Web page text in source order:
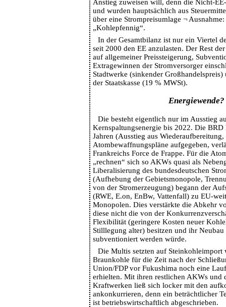
Anstieg zuweisen will, denn die Nicht-
und wurden hauptsächlich aus
über eine Strompreisumlage ¬
„Kohlepfennig“.
In der Gesamtbilanz ist nur ein Viertel
seit 2000 den EE anzulasten. Der Rest
auf allgemeiner Preissteigerung,
Extragewinnen der Stromversorger
Stadtwerke (sinkender
der Staatskasse (19 % MWSt).
Energiewende?
Die besteht eigentlich nur im Ausstieg
Kernspaltungsenergie bis 2022. Die BRD
Jahren (Ausstieg aus
Atombewaffnungspläne aufgegeben,
Frankreichs Force de Frappe. Für die
„rechnen“ sich so AKWs quasi als
Liberalisierung des bundesdeutschen
(Aufhebung der Gebietsmonopole,
von der Stromerzeugung) begann der
(RWE, E.on, EnBw, Vattenfall) zu EU-
Monopolen. Dies verstärkte die Abkehr
diese nicht die von der
Flexibilität (geringere Kosten neuer
Stilllegung alter) besitzen und ihr
subventioniert werden würde.
Die Multis setzten auf Steinkohleimport
Braunkohle für die Zeit nach der
Union/FDP vor Fukushima noch eine
erhielten. Mit ihren restlichen AKWs und
Kraftwerken ließ sich locker mit den
ankonkurrieren, denn ein beträchtlicher
ist betriebswirtschaftlich abgeschrieben.